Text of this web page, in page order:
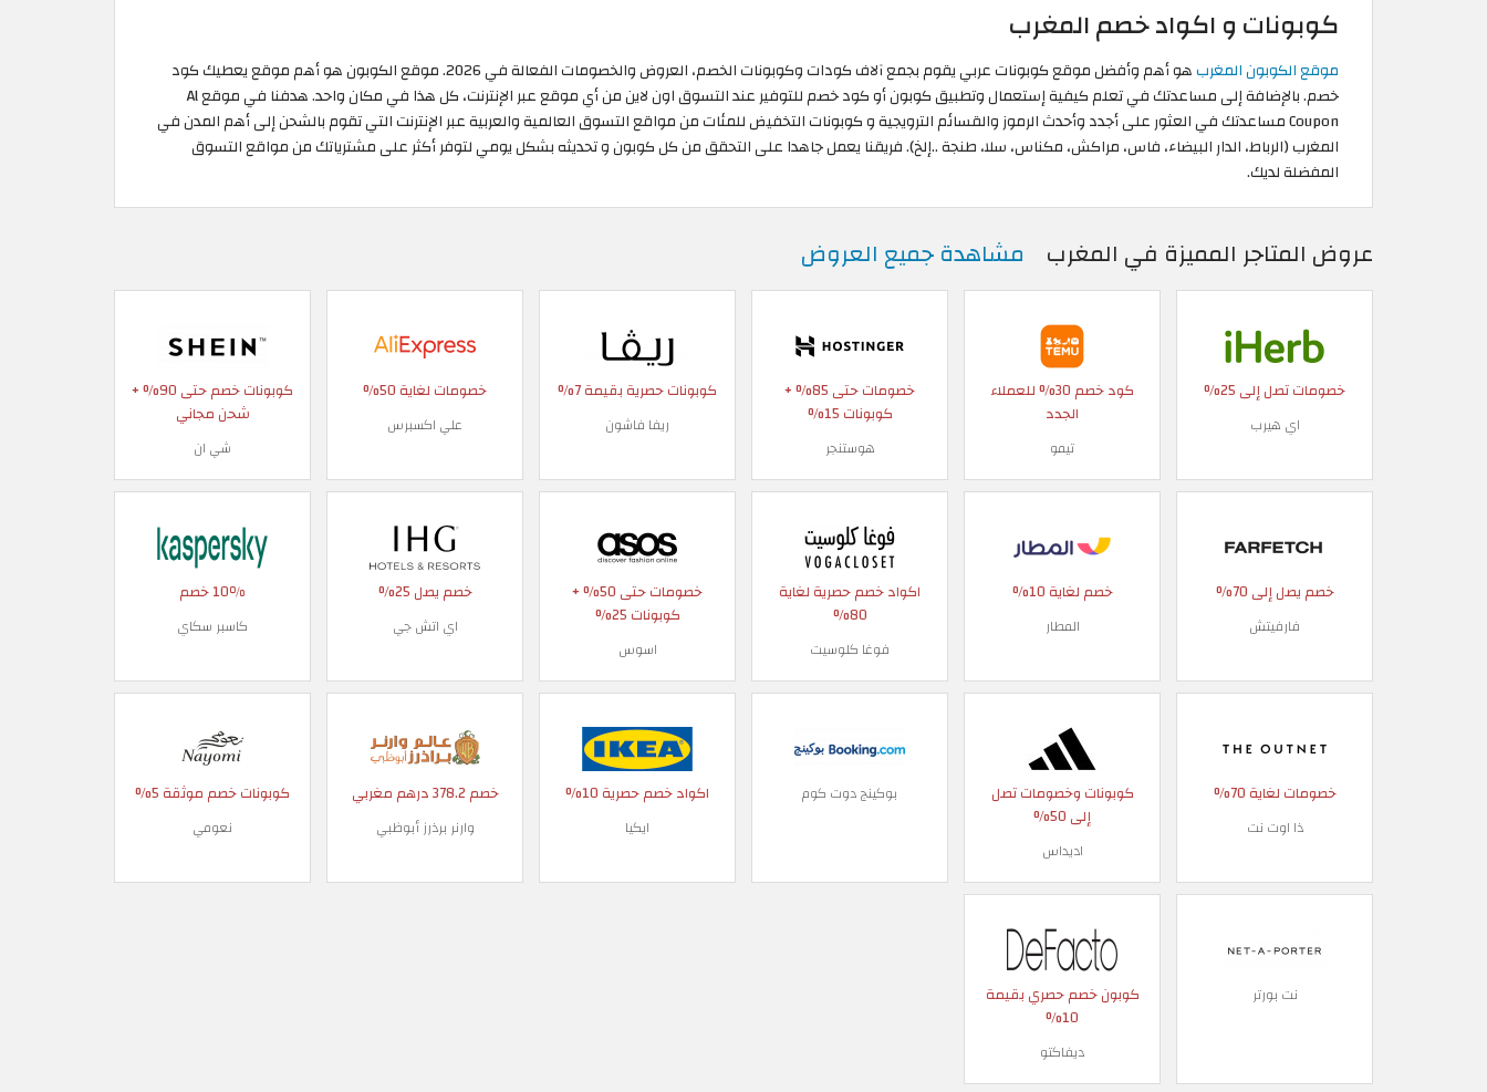
كوبونات و اكواد خصم المغرب
موقع الكوبون المغرب
هو أهم وأفضل موقع كوبونات عربي يقوم بجمع آلاف كودات وكوبونات الخصم، العروض والخصومات الفعالة في 2026. موقع الكوبون هو أهم موقع يعطيك كود
خصم. بالإضافة إلى مساعدتك في تعلم كيفية إستعمال وتطبيق كوبون أو كود خصم للتوفير عند التسوق اون لاين من أي موقع عبر الإنترنت، كل هذا في مكان واحد. هدفنا في موقع Al
Coupon مساعدتك في العثور على أجدد وأحدث الرموز والقسائم الترويجية و كوبونات التخفيض للمئات من مواقع التسوق العالمية والعربية عبر الإنترنت التي تقوم بالشحن إلى أهم المدن في
المغرب (الرباط، الدار البيضاء، فاس، مراكش، مكناس، سلا، طنجة ..إلخ). فريقنا يعمل جاهدا على التحقق من كل كوبون و تحديثه بشكل يومي لتوفر أكثر على مشترياتك من مواقع التسوق
المفضلة لديك.
عروض المتاجر المميزة في المغرب مشاهدة جميع العروض
خصومات تصل إلى 25%
اي هيرب
كود خصم 30% للعملاء
الجدد
تيمو
خصومات حتى 85% +
كوبونات 15%
هوستنجر
كوبونات حصرية بقيمة 7%
ريفا فاشون
خصومات لغاية 50%
علي اكسبرس
كوبونات خصم حتى 90% +
شحن مجاني
شي ان
خصم يصل إلى 70%
فارفيتش
خصم لغاية 10%
المطار
اكواد خصم حصرية لغاية
80%
فوغا كلوسيت
خصومات حتى 50% +
كوبونات 25%
اسوس
خصم يصل 25%
اي اتش جي
10٪ خصم
كاسبر سكاي
خصومات لغاية 70%
ذا اوت نت
كوبونات وخصومات تصل
إلى 50%
اديداس
بوكينج دوت كوم اكواد خصم حصرية 10%
ايكيا
خصم 378.2 درهم مغربي
وارنر برذرز أبوظبي
كوبونات خصم موثقة 5%
نعومي
نت بورتر
كوبون خصم حصري بقيمة
10%
ديفاكتو